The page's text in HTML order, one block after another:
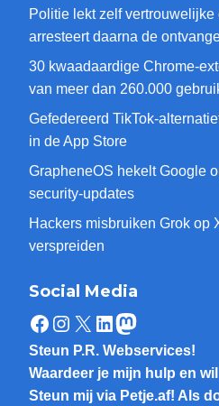
Politie lekt zelf
arresteert daarna de
30 kwaadaardige Chrome-
van meer dan 260.000
Gefedereerd TikTok-
in de App Store
GrapheneOS hekelt Google
security-updates
Hackers misbruiken Grok op
verspreiden
Social Media
Facebook
Instagram
X LinkedIn
Mastodon
Steun P.R. Webservices!
Waardeer je mijn hulp en
Steun mij via Petje.af! Als